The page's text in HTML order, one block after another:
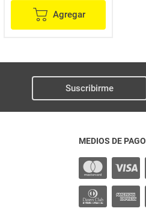
Agregar
Suscribirme
MEDIOS DE PAGO